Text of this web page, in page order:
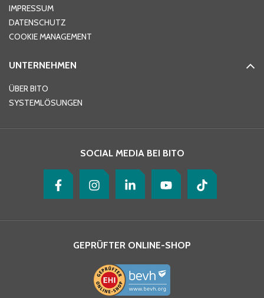
Telefon
IMPRESSUM
DATENSCHUTZ
COOKIE MANAGEMENT
UNTERNEHMEN
ÜBER BITO
SYSTEMLÖSUNGEN
SOCIAL MEDIA BEI BITO
GEPRÜFTER ONLINE-SHOP